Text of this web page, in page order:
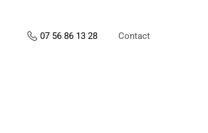
07 56 86 13 28 Contact